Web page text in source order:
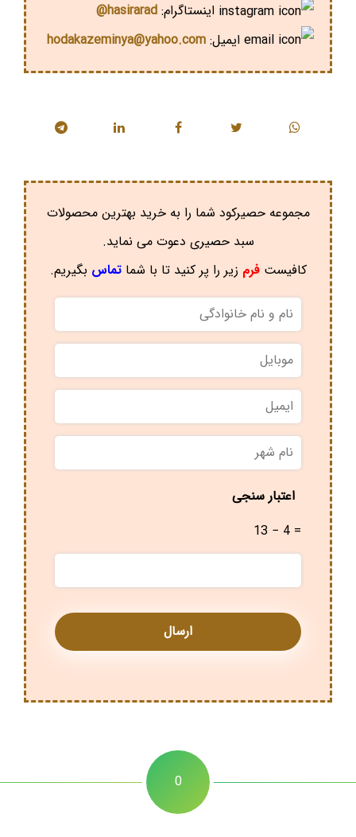
اینستاگرام: hasirarad@
ایمیل: hodakazeminya@yahoo.com
مجموعه حصیرکود شما را به خرید بهترین محصولات
سبد حصیری دعوت می نماید.
کافیستفرم زیر را پر کنید تا با شماتماس بگیریم.
نام
و
نام
خانوادگی
موبایل
ایمیل
نام
شهر *
اعتبار سنجی
13 − 4 =
0